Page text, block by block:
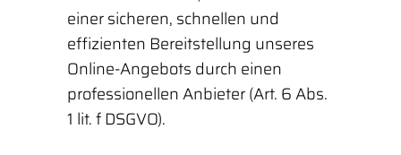
einer sicheren, schnellen und
effizienten Bereitstellung unseres
Online-Angebots durch einen
professionellen Anbieter (Art. 6 Abs.
1 lit. f DSGVO).